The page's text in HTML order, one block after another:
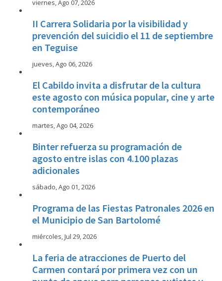
viernes, Ago 07, 2026
II Carrera Solidaria por la visibilidad y
prevención del suicidio el 11 de septiembre
en Teguise
jueves, Ago 06, 2026
El Cabildo invita a disfrutar de la cultura
este agosto con música popular, cine y arte
contemporáneo
martes, Ago 04, 2026
Binter refuerza su programación de
agosto entre islas con 4.100 plazas
adicionales
sábado, Ago 01, 2026
Programa de las Fiestas Patronales 2026 en
el Municipio de San Bartolomé
miércoles, Jul 29, 2026
La feria de atracciones de Puerto del
Carmen contará por primera vez con un